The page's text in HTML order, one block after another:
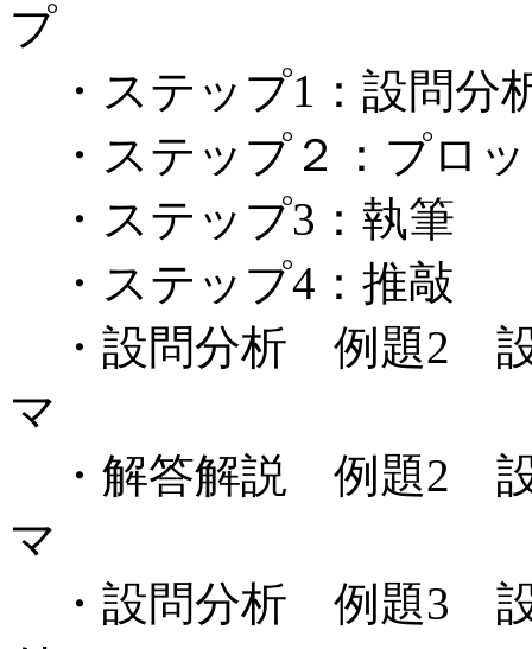
プ
・ステップ1：設問分
・ステップ２：プロ
・ステップ3：執筆
・ステップ4：推敲
・設問分析 例題2
マ
・解答解説 例題2
マ
・設問分析 例題3